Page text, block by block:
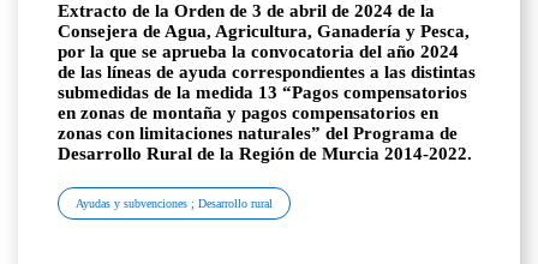
Extracto de la Orden de 3 de abril de 2024 de la
Consejera de Agua, Agricultura, Ganadería y Pesca,
por la que se aprueba la convocatoria del año 2024
de las líneas de ayuda correspondientes a las distintas
submedidas de la medida 13 “Pagos compensatorios
en zonas de montaña y pagos compensatorios en
zonas con limitaciones naturales” del Programa de
Desarrollo Rural de la Región de Murcia 2014-2022.
Ayudas y subvenciones ; Desarrollo rural